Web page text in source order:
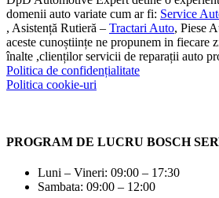
domenii auto variate cum ar fi: Service
, Asistență Rutieră – Tractari Auto, Piese
aceste cunoștiințe ne propunem in fiecare
înalte ,clienților servicii de reparații auto
Politica de confidențialitate
Politica cookie-uri
PROGRAM DE LUCRU BOSCH
Luni – Vineri: 09:00 – 17:30
Sambata: 09:00 – 12:00